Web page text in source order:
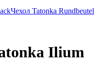
Чехол Tatonka Rundbeutel
Ilium